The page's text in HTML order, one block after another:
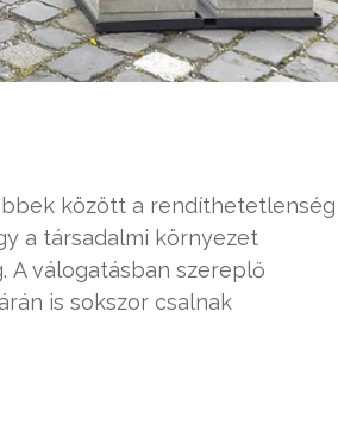
között a rendíthetetlenség
a társadalmi környezet
A válogatásban szereplő
is sokszor csalnak